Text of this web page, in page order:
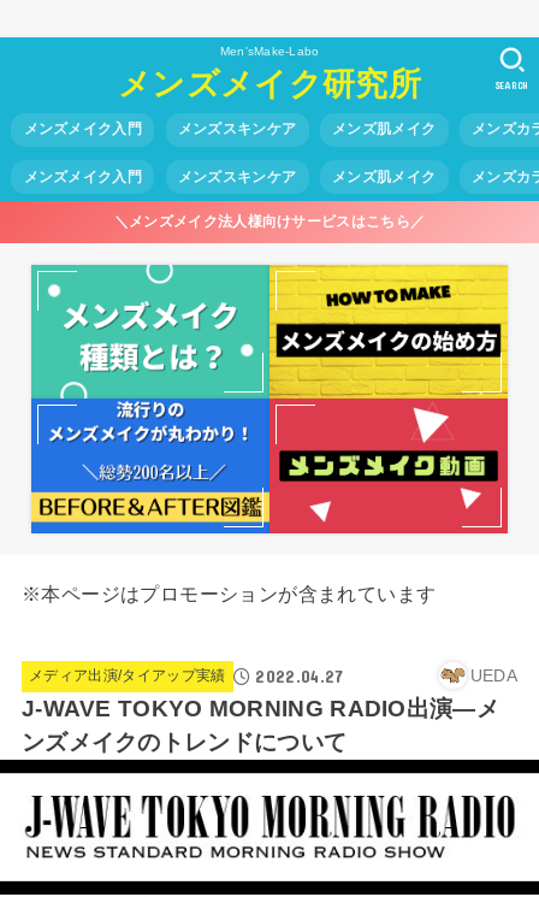
Men'sMake-Labo
メンズメイク研究所
メンズメイク入門 メンズスキンケア メンズ肌メイク メンズカ
メンズメイク入門 メンズスキンケア メンズ肌メイク メンズカ
SEARCH
＼メンズメイク法人様向けサービスはこちら／
※本ページはプロモーションが含まれています
メディア出演/タイアップ実績 2022.04.27 UEDA
J-WAVE TOKYO MORNING RADIO出演―メ
ンズメイクのトレンドについて